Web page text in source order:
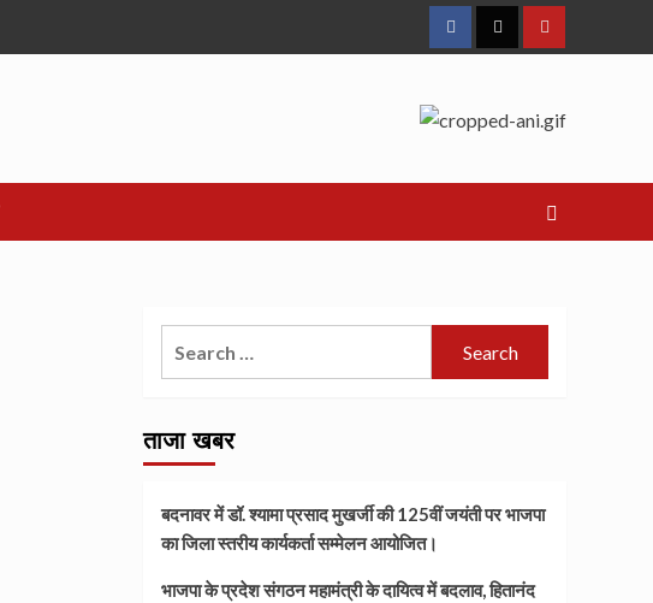
FacebookTwitterYoutube
ताजा खबर
बदनावर में डॉ. श्यामा प्रसाद मुखर्जी की 125वीं जयंती पर भाजपा
का जिला स्तरीय कार्यकर्ता सम्मेलन आयोजित।
भाजपा के प्रदेश संगठन महामंत्री के दायित्व में बदलाव, हितानंद